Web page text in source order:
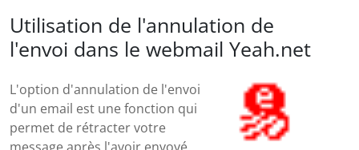
Utilisation de l'annulation de
l'envoi dans le webmail Yeah.net
L'option d'annulation de l'envoi
d'un email est une fonction qui
permet de rétracter votre